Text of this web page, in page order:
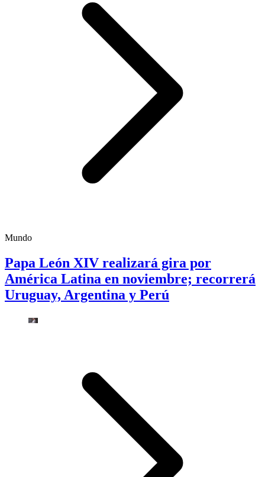
Mundo
Papa León XIV realizará gira por
América Latina en noviembre; recorrerá
Uruguay, Argentina y Perú